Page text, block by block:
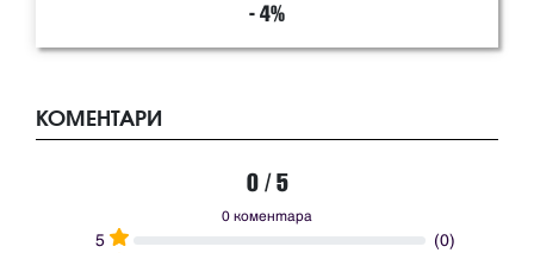
- 4%
КОМЕНТАРИ
0 / 5
0 коментара
5
(0)